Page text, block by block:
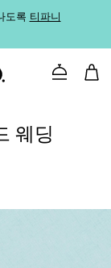
도록 티파니
문의하기
웨딩